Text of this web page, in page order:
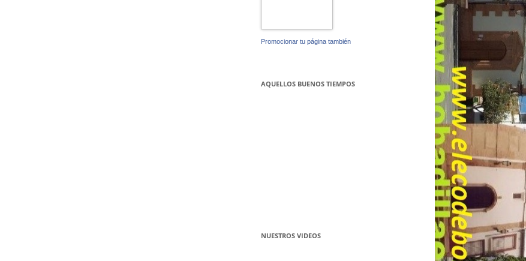
Promocionar tu página también
AQUELLOS BUENOS TIEMPOS
NUESTROS VIDEOS